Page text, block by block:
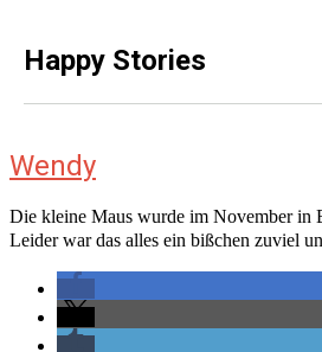
Happy Stories
Wendy
Die kleine Maus wurde im November in
Leider war das alles ein bißchen zuviel